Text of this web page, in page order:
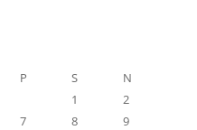
P S
N
1
2
7 8
9